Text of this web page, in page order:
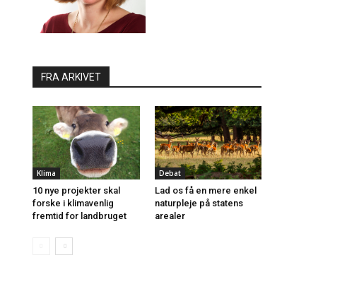
FRA ARKIVET
Klima
10 nye projekter skal
forske i klimavenlig
fremtid for landbruget
Debat
Lad os få en mere enkel
naturpleje på statens
arealer